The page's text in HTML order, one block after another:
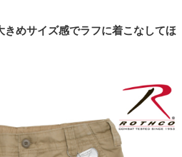
めサイズ感でラフに着こなしてほ